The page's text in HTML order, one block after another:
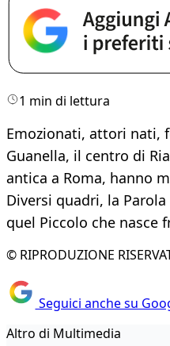
1 min di lettura
Emozionati, attori nati,
Guanella, il centro di
antica a Roma, hanno
Diversi quadri, la
quel Piccolo che nasce
© RIPRODUZIONE
Seguici anche su
Altro di Multimedia